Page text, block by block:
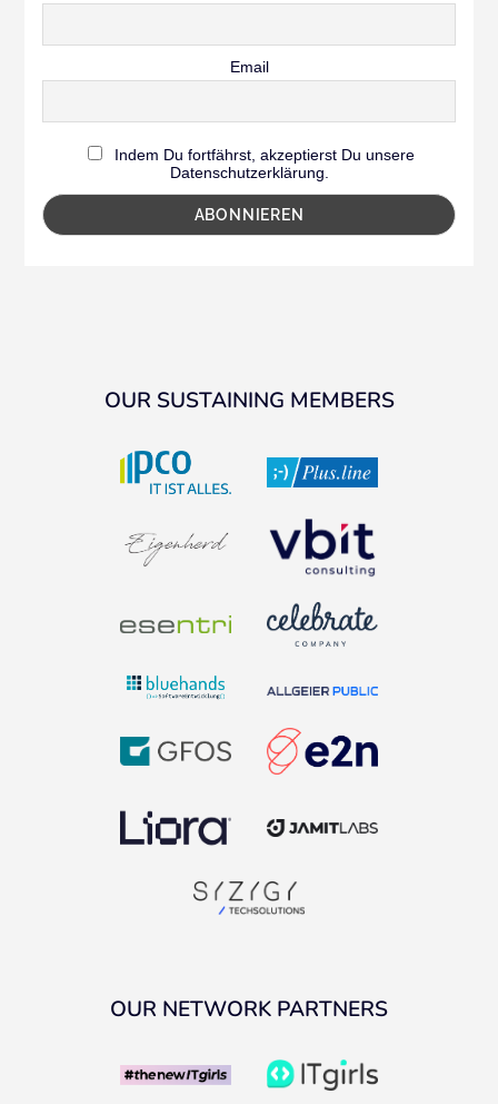
Email
Indem Du fortfährst, akzeptierst Du unsere
Datenschutzerklärung.
OUR SUSTAINING MEMBERS
OUR NETWORK PARTNERS